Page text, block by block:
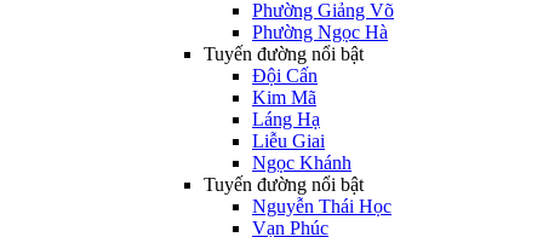
Phường Giảng Võ
Phường Ngọc Hà
Tuyến đường nổi bật
Đội Cấn
Kim Mã
Láng Hạ
Liễu Giai
Ngọc Khánh
Tuyến đường nổi bật
Nguyễn Thái Học
Vạn Phúc